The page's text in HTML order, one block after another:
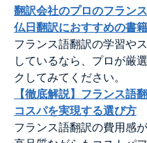
翻訳会社のプロのフラン
仏日翻訳におすすめの書
フランス語翻訳の学習や
しているなら、プロが厳
クしてみてください。
【徹底解説】フランス語
コスパを実現する選び方
フランス語翻訳の費用感